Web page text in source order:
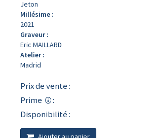
Jeton
Millésime :
2021
Graveur :
Eric MAILLARD
Atelier :
Madrid
Prix de vente :
Prime
:
Disponibilité :